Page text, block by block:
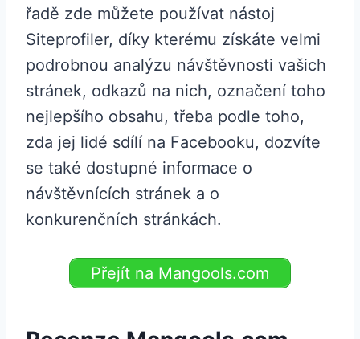
řadě zde můžete používat nástoj
Siteprofiler, díky kterému získáte velmi
podrobnou analýzu návštěvnosti vašich
stránek, odkazů na nich, označení toho
nejlepšího obsahu, třeba podle toho,
zda jej lidé sdílí na Facebooku, dozvíte
se také dostupné informace o
návštěvnících stránek a o
konkurenčních stránkách.
Přejít na Mangools.com